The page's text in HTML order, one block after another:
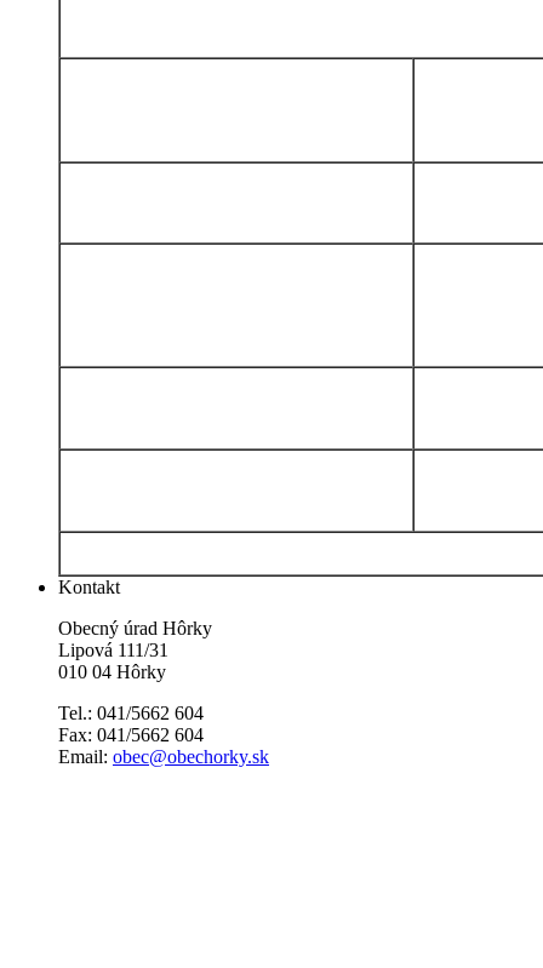
Kontakt
Obecný úrad Hôrky
Lipová 111/31
010 04 Hôrky
Tel.: 041/5662 604
Fax: 041/5662 604
Email: obec@obechorky.sk